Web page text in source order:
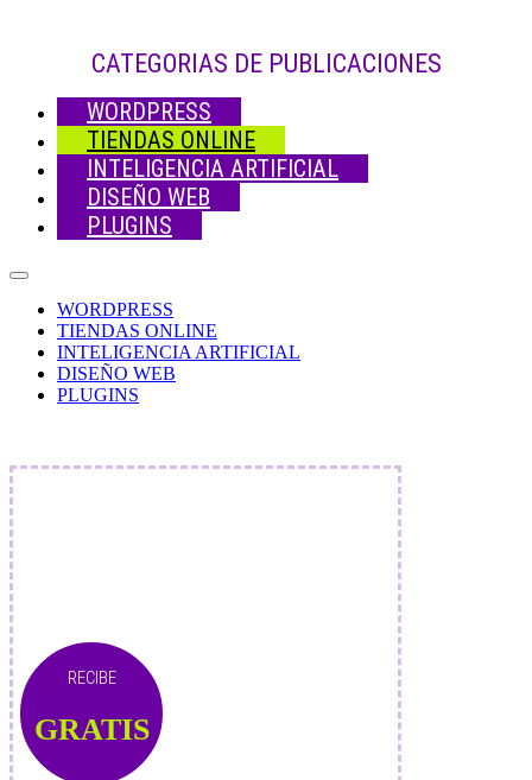
CATEGORIAS DE PUBLICACIONES
WORDPRESS
TIENDAS ONLINE
INTELIGENCIA ARTIFICIAL
DISEÑO WEB
PLUGINS
WORDPRESS
TIENDAS ONLINE
INTELIGENCIA ARTIFICIAL
DISEÑO WEB
PLUGINS
RECIBE
GRATIS